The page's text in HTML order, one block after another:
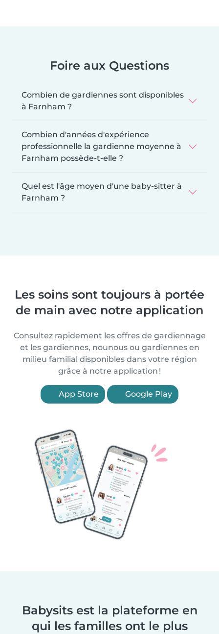
Foire aux Questions
Combien de gardiennes sont disponibles
à Farnham ?
Combien d'années d'expérience
professionnelle la gardienne moyenne à
Farnham possède-t-elle ?
Quel est l'âge moyen d'une baby-sitter à
Farnham ?
Les soins sont toujours à portée
de main avec notre application
Consultez rapidement les offres de gardiennage
et les gardiennes, nounous ou gardiennes en
milieu familial disponibles dans votre région
grâce à notre application !
App Store Google Play
Babysits est la plateforme en
qui les familles ont le plus